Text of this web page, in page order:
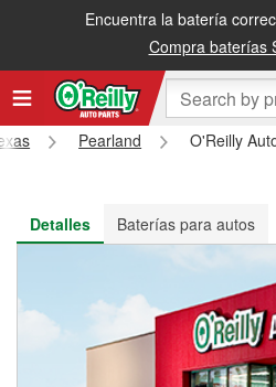
Encuentra la batería
Compra baterías
Recibe tu orden gratis al día
Pearland
O'Reilly
Detalles
Baterías para autos